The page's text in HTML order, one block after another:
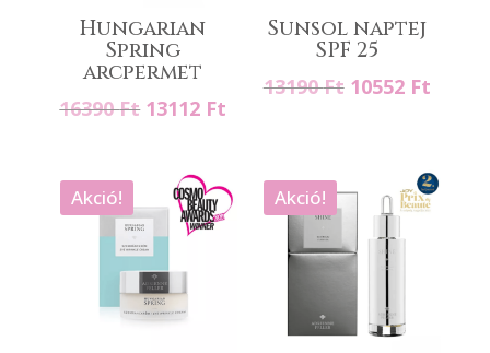
Hungarian
Spring
arcpermet
16390Ft Original
16390 Ft.
13112 Ft
13112 Ft.
Sunsol naptej
SPF 25
13190Ft Original
13190 Ft.
10552 Ft
Akció! Akció!